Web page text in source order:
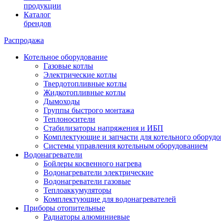
продукции
Каталог
брендов
Распродажа
Котельное оборудование
Газовые котлы
Электрические котлы
Твердотопливные котлы
Жидкотопливные котлы
Дымоходы
Группы быстрого монтажа
Теплоносители
Стабилизаторы напряжения и ИБП
Комплектующие и запчасти для котельного
Системы управления котельным оборудованием
Водонагреватели
Бойлеры косвенного нагрева
Водонагреватели электрические
Водонагреватели газовые
Теплоаккумуляторы
Комплектующие для водонагревателей
Приборы отопительные
Радиаторы алюминиевые